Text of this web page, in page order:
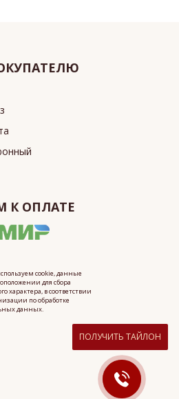
К ОПЛАТЕ
cookie, данные
для сбора
характера, в соответствии
по обработке
данных.
ПОЛУЧИТЬ ТАЙЛОН